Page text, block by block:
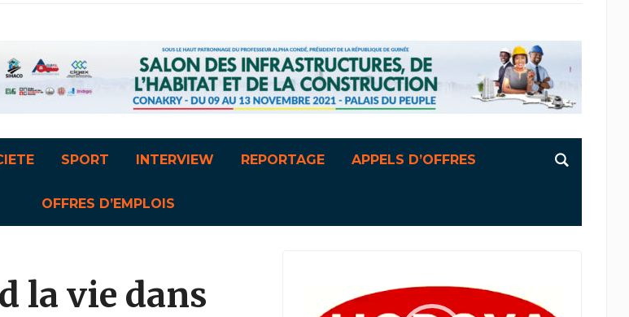
SPORT INTERVIEW REPORTAGE APPELS D’OFFRES
OFFRES D’EMPLOIS
la vie dans